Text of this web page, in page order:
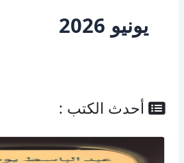
يونيو 2026
أحدث الكتب :